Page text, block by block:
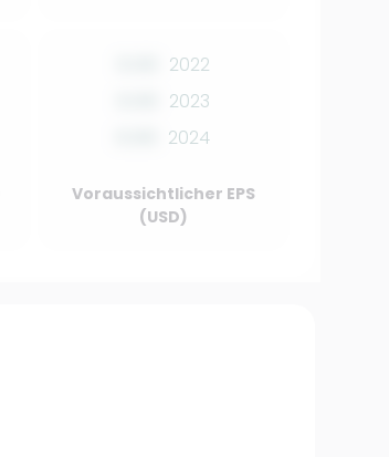
2022
2023
2024
Voraussichtlicher EPS
(USD)